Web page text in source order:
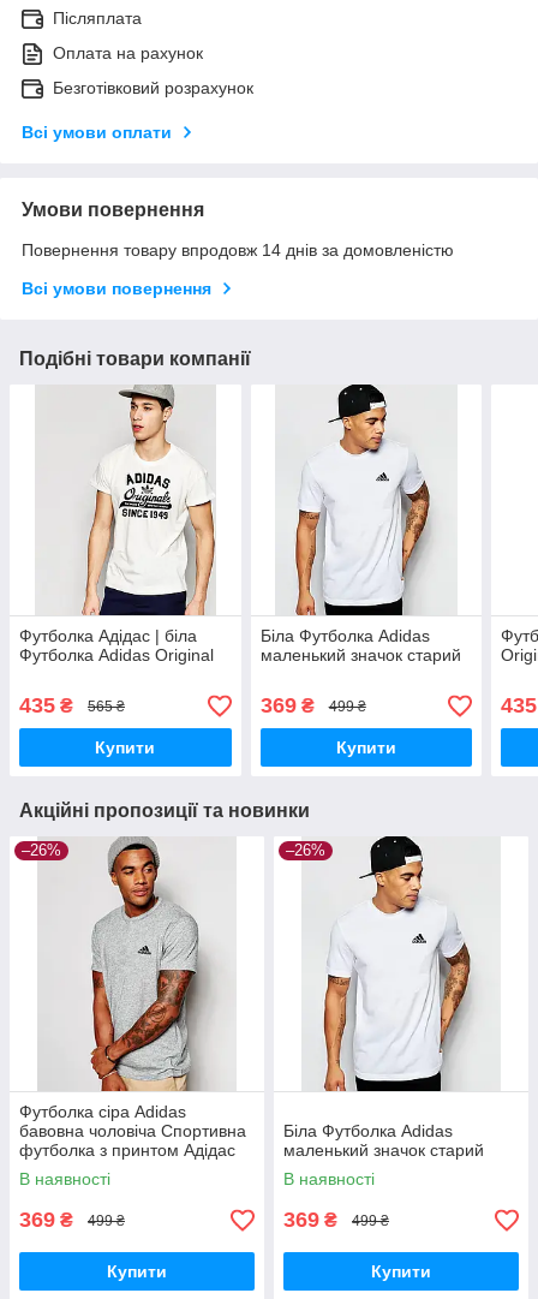
Післяплата
Оплата на рахунок
Безготівковий розрахунок
Всі умови оплати
Умови повернення
Повернення товару впродовж 14 днів за домовленістю
Всі умови повернення
Подібні товари компанії
Футболка Адідас | біла
Футболка Adidas Original
435 ₴ 565 ₴
Купити
Біла Футболка Adidas
маленький значок старий
369₴ 499 ₴
Купити
435
Акційні пропозиції та новинки
–26%
Футболка сіра Adidas
бавовна чоловіча Спортивна
футболка з принтом Адідас
В наявності
369 ₴ 499 ₴
Купити
–26%
Біла Футболка Adidas
маленький значок старий
В наявності
369 ₴ 499 ₴
Купити